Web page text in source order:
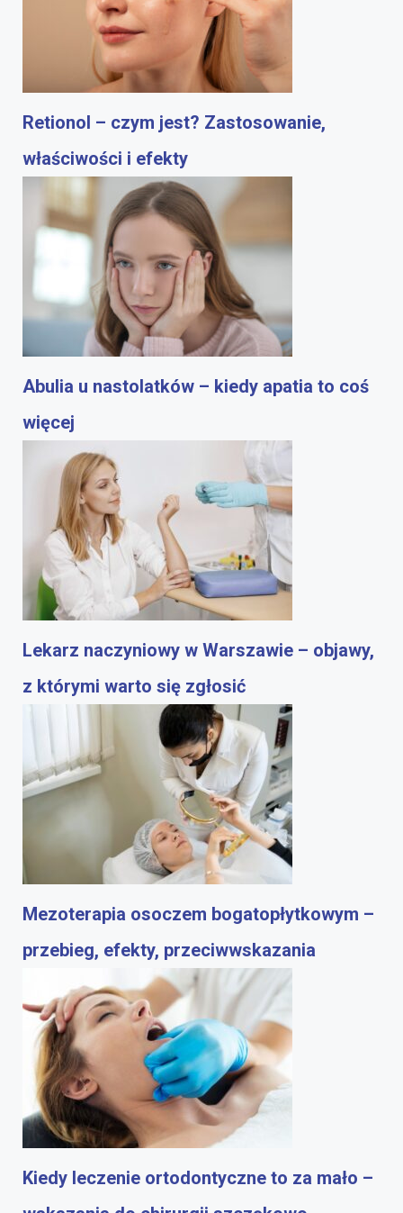
Retionol – czym jest? Zastosowanie,
właściwości i efekty
Abulia u nastolatków – kiedy apatia to coś
więcej
Lekarz naczyniowy w Warszawie – objawy,
z którymi warto się zgłosić
Mezoterapia osoczem bogatopłytkowym –
przebieg, efekty, przeciwwskazania
Kiedy leczenie ortodontyczne to za mało –